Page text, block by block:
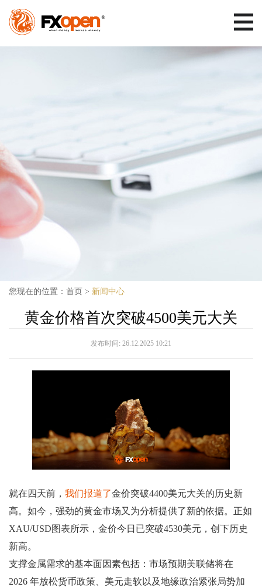
您现在的位置： 首页 > 新闻中心
黄金价格首次突破4500美元大关
发布时间: 26.12.2025 10:21
就在四天前， 我们报道了金价突破4400美元大关的历史新
高。如今，强劲的黄金市场又为分析提供了新的依据。正如
XAU/USD图表所示，金价今日已突破4530美元，创下历史
新高。
支撑金属需求的基本面因素包括：市场预期美联储将在
2026 年放松货币政策、美元走软以及地缘政治紧张局势加